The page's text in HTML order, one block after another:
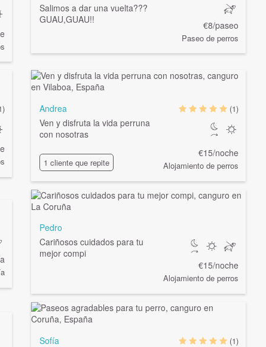
Salimos a dar una vuelta???
GUAU,GUAU!!
€8/paseo
Paseo de perros
Andrea
Ven y disfruta la vida perruna
con nosotras
1 cliente que repite
(1)
€15/noche
Alojamiento de perros
Pedro
Cariñosos cuidados para tu
mejor compi
€15/noche
Alojamiento de perros
Sofía
(1)